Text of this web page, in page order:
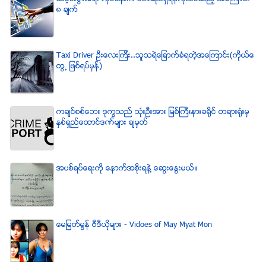
၈ ခ်က္
Taxi Driver ဦးေလးၾကီး..သူသရဲေျခာက္ခံရတဲ့အေၾကာင္း(ကိုယ္ေ
တြ႕ ျဖစ္ရပ္မွန္)
ကခ်င္စစ္ေဘး ဒုကၡသည္ သံုးဦးအား ျမစ္ႀကီးနားခရိုင္ တရားရံုးမွ
ႏွစ္ရွည္ေထာင္ဒဏ္မ်ား ခ်မွတ္
အပစ္ရပ္ေရးကို ေနာက္အစိုးရနဲ႔ ေဆြးေႏြးမယ္။
ေမျမတ္မြန္ ဗီဒီယုိမ်ား - Vidoes of May Myat Mon